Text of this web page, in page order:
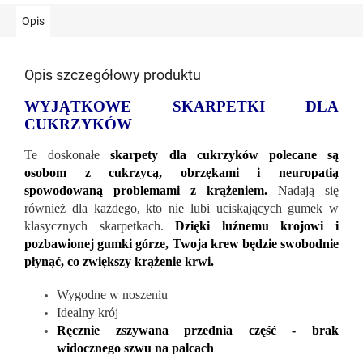
Opis
Opis szczegółowy produktu
WYJĄTKOWE SKARPETKI DLA
CUKRZYKÓW
Te doskonałeskarpety dla cukrzyków polecane są
osobom z cukrzycą, obrzękami i neuropatią
spowodowaną problemami z krążeniem. Nadają się
również dla każdego, kto nie lubi uciskających gumek w
klasycznych skarpetkach.Dzięki luźnemu krojowi i
pozbawionej gumki górze, Twoja krew będzie swobodnie
płynąć, co zwiększy krążenie krwi.
Wygodne w noszeniu
Idealny krój
Ręcznie zszywana przednia część - brak
widocznego szwu na palcach